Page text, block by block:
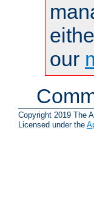
our
Copyright 2019 The
Licensed under the